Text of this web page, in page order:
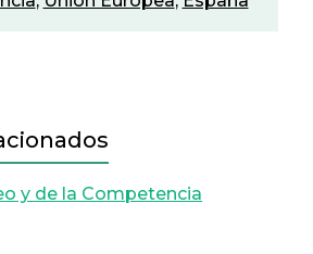
y de la Competencia